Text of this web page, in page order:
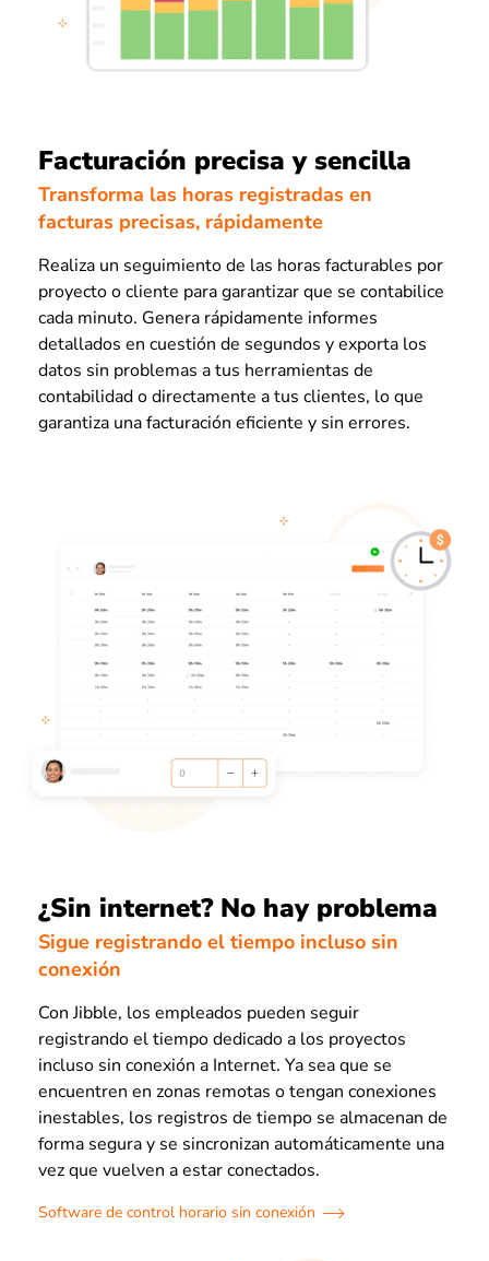
Facturación precisa y sencilla
Transforma las horas registradas en
facturas precisas, rápidamente
Realiza un seguimiento de las horas facturables por
proyecto o cliente para garantizar que se contabilice
cada minuto. Genera rápidamente informes
detallados en cuestión de segundos y exporta los
datos sin problemas a tus herramientas de
contabilidad o directamente a tus clientes, lo que
garantiza una facturación eficiente y sin errores.
¿Sin internet? No hay problema
Sigue registrando el tiempo incluso sin
conexión
Con Jibble, los empleados pueden seguir
registrando el tiempo dedicado a los proyectos
incluso sin conexión a Internet. Ya sea que se
encuentren en zonas remotas o tengan conexiones
inestables, los registros de tiempo se almacenan de
forma segura y se sincronizan automáticamente una
vez que vuelven a estar conectados.
Software de control horario sin conexión